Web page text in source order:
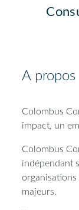
A propos
Colombus
impact, un
Colombus
indépendant
organisations
majeurs.